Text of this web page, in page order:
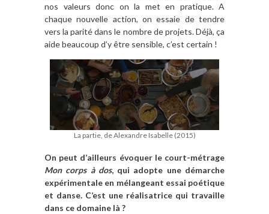
nos valeurs donc on la met en pratique. A
chaque nouvelle action, on essaie de tendre
vers la parité dans le nombre de projets. Déjà, ça
aide beaucoup d’y être sensible, c’est certain !
La partie, de Alexandre Isabelle (2015)
On peut d’ailleurs évoquer le court-métrage
Mon corps à dos, qui adopte une démarche
expérimentale en mélangeant essai poétique
et danse. C’est une réalisatrice qui travaille
dans ce domaine là ?